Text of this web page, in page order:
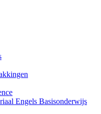
Engels Basisonderwijs